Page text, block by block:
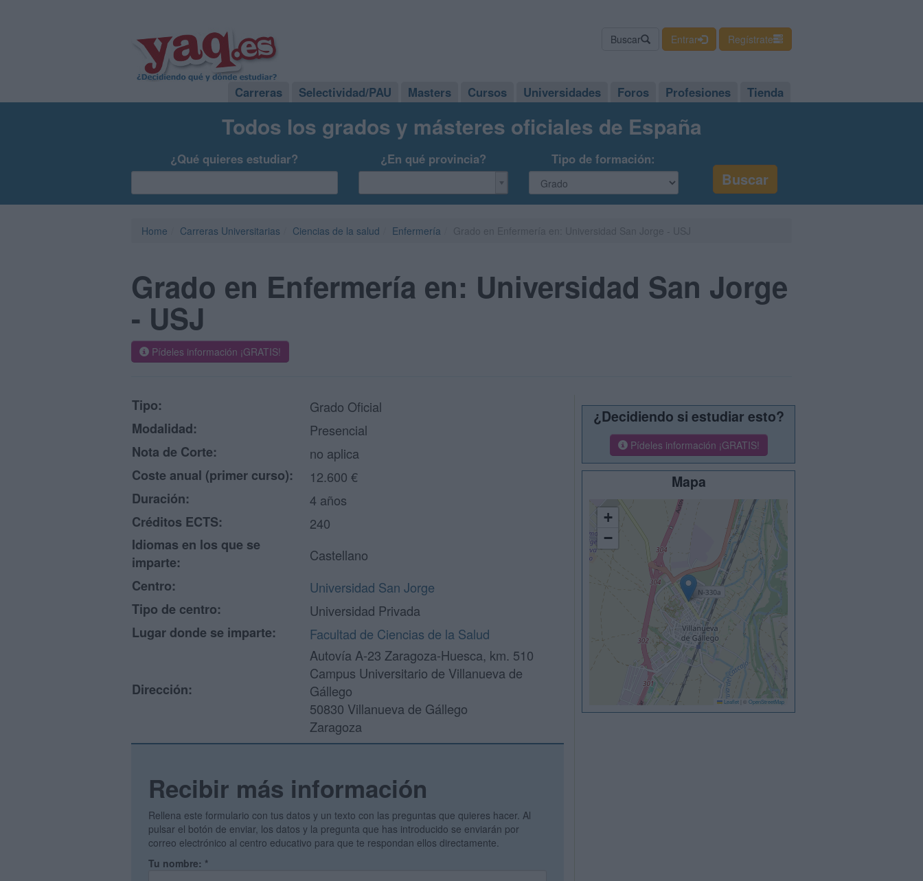
Buscar Entrar Regístrate
Carreras Selectividad/PAU Masters Cursos Universidades Foros Profesiones Tienda
Todos los grados y másteres oficiales de España
¿Qué quieres estudiar? ¿En qué provincia? Tipo de formación:
Home Carreras Universitarias Ciencias de la salud Enfermería
Grado en Enfermería en: Universidad San Jorge
- USJ
Pídeles información ¡GRATIS!
Tipo:
Grado Oficial
Modalidad:
Presencial
Nota de Corte:
no aplica
Coste anual (primer curso):
12.600 €
Duración:
4 años
Créditos ECTS:
240
Idiomas en los que se
imparte:
Castellano
Centro:
Universidad San Jorge
Tipo de centro:
Universidad Privada
Lugar donde se imparte:
Facultad de Ciencias de la Salud
Dirección:
Autovía A-23 Zaragoza-Huesca, km. 510
Campus Universitario de Villanueva de
Gállego
50830 Villanueva de Gállego
Zaragoza
Recibir más información
Rellena este formulario con tus datos y un texto con las preguntas que quieres hacer. Al
pulsar el botón de enviar, los datos y la pregunta que has introducido se enviarán por
correo electrónico al centro educativo para que te respondan ellos directamente.
Tu nombre: *
¿Decidiendo si estudiar esto?
Pídeles información ¡GRATIS!
Mapa
+
−
Leaflet © OpenStreetMap